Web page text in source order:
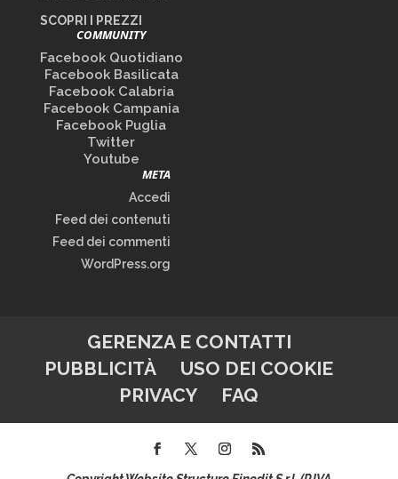
SCOPRI I PREZZI
COMMUNITY
Facebook Quotidiano
Facebook Basilicata
Facebook Calabria
Facebook Campania
Facebook Puglia
Twitter
Youtube
META
Accedi
Feed dei contenuti
Feed dei commenti
WordPress.org
GERENZA E CONTATTI
PUBBLICITÀ
USO DEI COOKIE
PRIVACY
FAQ